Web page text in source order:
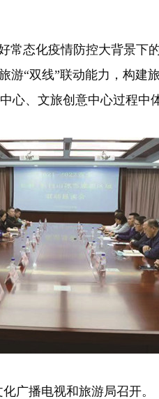
态化疫情防控大背景下
“双线”联动能力，构建
心、文旅创意中心过程中
广播电视和旅游局召开。